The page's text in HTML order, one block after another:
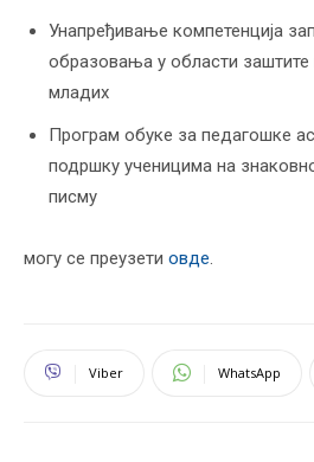
Унапређивање компетенција
образовања у области
младих
Програм обуке за педагошке
подршку ученицима на
писму
могу се преузети овде.
Viber WhatsApp